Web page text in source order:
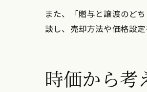
また、「贈与と譲渡のど
談し、売却方法や価格設
時価から考